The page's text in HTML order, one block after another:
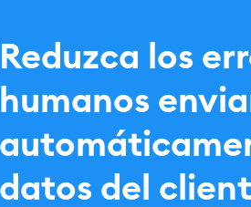
Reduzca los
humanos
datos del